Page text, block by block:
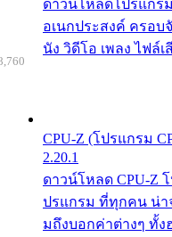
ดาวน์โหลดโปรแกรม
อเนกประสงค์ ครอบ
นัง วิดีโอ เพลง ไฟล์เ
CPU-Z (โปรแกรม
2.20.1
ดาวน์โหลด CPU-Z
ปรแกรม ที่ทุกคน น่า
มถึงบอกค่าต่างๆ ทั้ง